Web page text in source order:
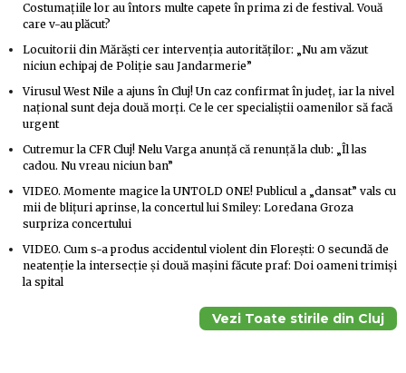
Costumațiile lor au întors multe capete în prima zi de festival. Vouă
care v-au plăcut?
Locuitorii din Mărăști cer intervenția autorităților: „Nu am văzut
niciun echipaj de Poliție sau Jandarmerie”
Virusul West Nile a ajuns în Cluj! Un caz confirmat în județ, iar la nivel
național sunt deja două morți. Ce le cer specialiștii oamenilor să facă
urgent
Cutremur la CFR Cluj! Nelu Varga anunță că renunță la club: „Îl las
cadou. Nu vreau niciun ban”
VIDEO. Momente magice la UNTOLD ONE! Publicul a „dansat” vals cu
mii de blițuri aprinse, la concertul lui Smiley: Loredana Groza
surpriza concertului
VIDEO. Cum s-a produs accidentul violent din Florești: O secundă de
neatenție la intersecție și două mașini făcute praf: Doi oameni trimiși
la spital
Vezi Toate stirile din Cluj